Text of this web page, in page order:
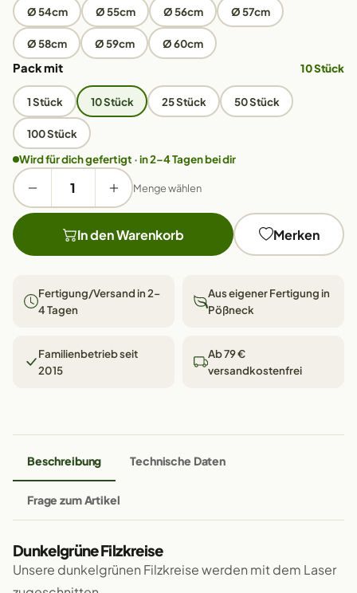
Ø 54cm Ø 55cm Ø 56cm Ø 57cm
Ø 58cm Ø 59cm Ø 60cm
Pack mit 10 Stück
1 Stück 10 Stück 25 Stück 50 Stück
100 Stück
Wird für dich gefertigt · in 2–4 Tagen bei dir
Menge wählen
In den Warenkorb Merken
Fertigung/Versand in 2–
4 Tagen
Aus eigener Fertigung in
Pößneck
Familienbetrieb seit
2015
Ab 79 €
versandkostenfrei
Beschreibung Technische Daten
Frage zum Artikel
Dunkelgrüne Filzkreise
Unsere dunkelgrünen Filzkreise werden mit dem Laser